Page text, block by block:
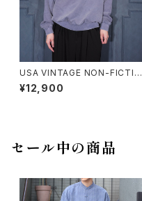
USA VINTAGE NON-FICTIO
N CANADIAN CLASSIC FAD
ED DESIGN PLANE SWEAT
¥12,900
セール中の商品